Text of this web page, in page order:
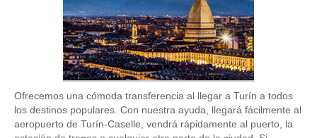
Ofrecemos una cómoda transferencia al llegar a Turín a todos
los destinos populares. Con nuestra ayuda, llegará fácilmente al
aeropuerto de Turín-Caselle, vendrá rápidamente al puerto, la